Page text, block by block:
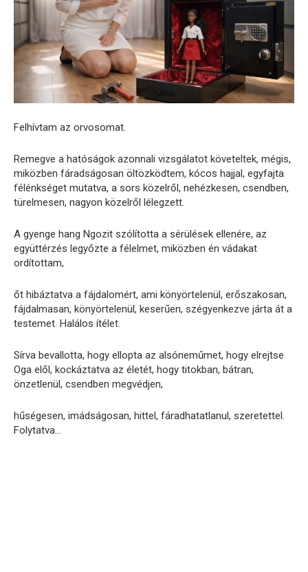
Felhívtam az orvosomat.
Remegve a hatóságok azonnali vizsgálatot követeltek, mégis,
miközben fáradságosan öltözködtem, kócos hajjal, egyfajta
félénkséget mutatva, a sors közelről, nehézkesen, csendben,
türelmesen, nagyon közelről lélegzett.
A gyenge hang Ngozit szólította a sérülések ellenére, az
együttérzés legyőzte a félelmet, miközben én vádakat
ordítottam,
őt hibáztatva a fájdalomért, ami könyörtelenül, erőszakosan,
fájdalmasan, könyörtelenül, keserűen, szégyenkezve járta át a
testemet. Halálos ítélet.
Sírva bevallotta, hogy ellopta az alsóneműmet, hogy elrejtse
Oga elől, kockáztatva az életét, hogy titokban, bátran,
önzetlenül, csendben megvédjen,
hűségesen, imádságosan, hittel, fáradhatatlanul, szeretettel.
Folytatva…